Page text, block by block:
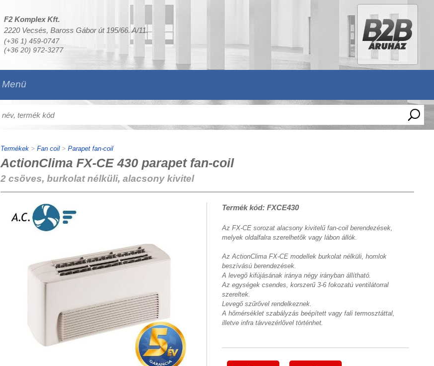
F2 Komplex Kft.
2220 Vecsés, Baross Gábor út 195/66. A/11.
(+36 1) 459-0747
(+36 20) 972-3277
Menü
Termékek> Fan coil> Parapet fan-coil
ActionClima FX-CE 430 parapet fan-coil
2 csöves, burkolat nélküli, alacsony kivitel
Termék kód: FXCE430
Az FX-CE sorozat alacsony kivitelű fan-coil berendezések,
melyek oldalfalra szerelhetők vagy lábon állók.
Az ActionClima FX-CE modellek burkolat nélküli, homlok
beszívású berendezések.
A levegő kifújásának iránya négy irányban állítható.
Az egységek csendes, korszerű 3-6 fokozatú ventilátorral
szereltek.
Levegő szűrővel rendelkeznek.
A hőmérséklet szabályzás beépített vagy fali termosztáttal,
illetve infra távvezérlővel történhet.